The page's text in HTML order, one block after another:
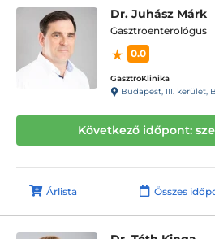
Dr. Juhász Márk
Gasztroenterológus
0.0
GasztroKlinika
Budapest, III. kerület,
Következő időpont:
Árlista Összes